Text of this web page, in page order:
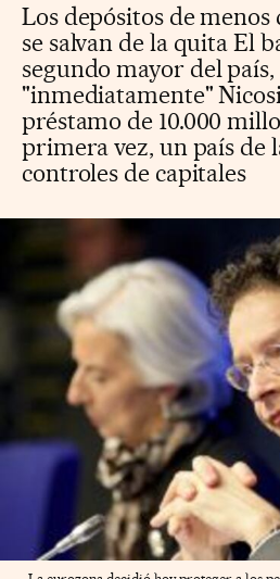
Los depósitos de menos
se salvan de la quita El
segundo mayor del
"inmediatamente"
préstamo de 10.000
primera vez, un país de
controles de capitales